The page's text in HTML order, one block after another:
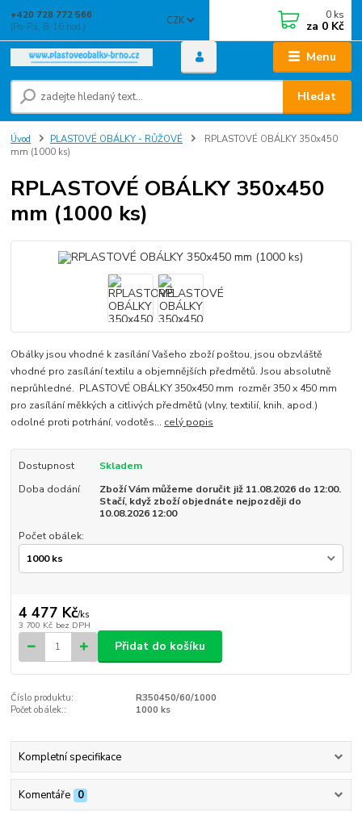
Menu
CZK
Hledat
+420 728 772 566
(Po-Pá, 8-16 hod.)
0 ks
za 0 Kč
Úvod PLASTOVÉ OBÁLKY - RŮŽOVÉ
RPLASTOVÉ OBÁLKY 350x450
mm (1000 ks)
RPLASTOVÉ OBÁLKY 350x450
mm (1000 ks)
Obálky jsou vhodné k zasílání Vašeho zboží poštou, jsou obzvláště
vhodné pro zasílání textilu a objemnějších předmětů. Jsou absolutně
neprůhledné. PLASTOVÉ OBÁLKY 350x450 mm rozměr 350 x 450 mm
pro zasílání měkkých a citlivých předmětů (vlny, textilií, knih, apod.)
odolné proti potrhání, vodotěs... celý popis
Dostupnost
Skladem
Doba dodání
Zboží Vám můžeme doručit již 11.08.2026 do 12:00.
Stačí, když zboží objednáte nejpozději do
10.08.2026 12:00
Počet obálek:
4 477 Kč/ks
3 700 Kč bez DPH
Přidat do košíku
Číslo produktu:
R350450/60/1000
Počet obálek::
1000 ks
Kompletní specifikace
Komentáře 0